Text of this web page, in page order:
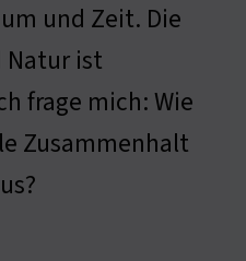
und Zeit. Die
Natur ist
frage mich: Wie
Zusammenhalt